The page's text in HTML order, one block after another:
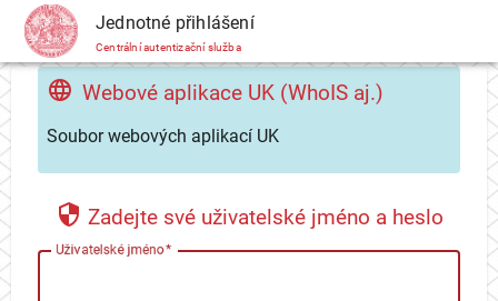
CAS Jednotné přihlášení
Centrální autentizační služba
Webové aplikace UK (WhoIS aj.)
Soubor webových aplikací UK
Zadejte své uživatelské jméno a heslo
Uživatelské jméno